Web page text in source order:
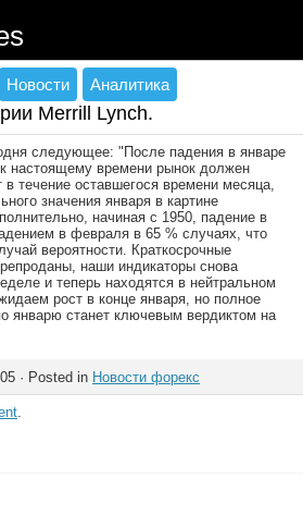
Новости Аналитика
Merrill Lynch.
следующее: "После падения в январе
настоящему времени рынок должен
в течение оставшегося времени месяца,
значения января в картине
начиная с 1950, падение в
в февраля в 65 % случаях, что
вероятности. Краткосрочные
наши индикаторы снова
и теперь находятся в нейтральном
рост в конце января, но полное
январю станет ключевым вердиктом на
· Posted in Новости форекс
.